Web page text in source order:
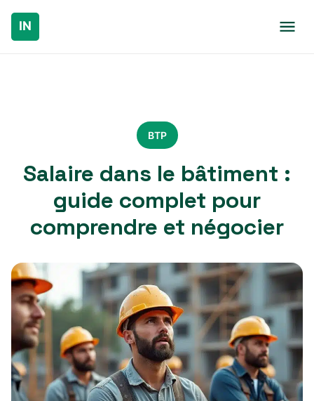
BTP
Salaire dans le bâtiment :
guide complet pour
comprendre et négocier